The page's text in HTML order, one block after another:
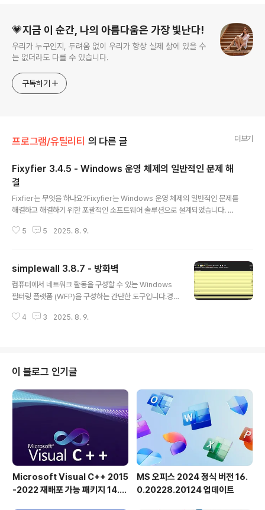
💗지금 이 순간, 나의 아름다움은 가장 빛난다!
우리가 누구인지, 두려움 없이 우리가 항상 실제 삶에 있을 수
는 없더라도 다를 수 있습니다.
구독하기
프로그램/유틸리티 의 다른 글 더보기
Fixyfier 3.4.5 - Windows 운영 체제의 일반적인 문제 해
결
Fixfier는 무엇을 하나요?Fixyfier는 Windows 운영 체제의 일반적인 문제를
해결하고 해결하기 위한 포괄적인 소프트웨어 솔루션으로 설계되었습니다. 시
유지보수 및 최적화를 용이하게 하는 사용자 친화적인 도구와 기능을 제공하는
결할 수 있는 견고한 옵션입니다. Fixyfier는 DISM, SFC, Windows 트러블
슈터와 같은 Windows의 기본 복구 도구를 통합하므로 서로 다른 명령을 기억
하거나 여러 메뉴를 탐색할 필요가 없습니다.한 곳에서 다양..
5 5 2025. 8. 9.
simplewall 3.8.7 - 방화벽
컴퓨터에서 네트워크 활동을 구성할 수 있는 Windows
필터링 플랫폼 (WFP)을 구성하는 간단한 도구입니다.경량
및 그 이상의 운영 체제와 호환됩니다. 설치 프로그램 또는
단 목록 (Windows 스파이/텔레메트리 차단)알림이 포함
된 패킷 정보를 삭제하고 파일 기능에 로깅했습니다 (win7
+)파일 기능에 로깅하는 패킷 정보 허용(win8+)리눅스용
윈도우 서브시스템 (WSL) 지원Windows 스토어 지원
(win8+)Windows 서비스 지원무료 오픈 소스현지화 지
4 3 2025. 8. 9.
이 블로그 인기글
Microsoft Visual C++ 2015
-2022 재배포 가능 패키지 14.5
MS 오피스 2024 정식 버전 16.
0.20228.20124 업데이트